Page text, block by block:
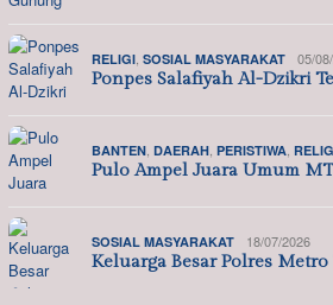
RELIGI, SOSIAL MASYARAKAT 05/
Ponpes Salafiyah Al-Dzikri
BANTEN, DAERAH, PERISTIWA,
Pulo Ampel Juara Umum
SOSIAL MASYARAKAT 18/07/2026
Keluarga Besar Polres